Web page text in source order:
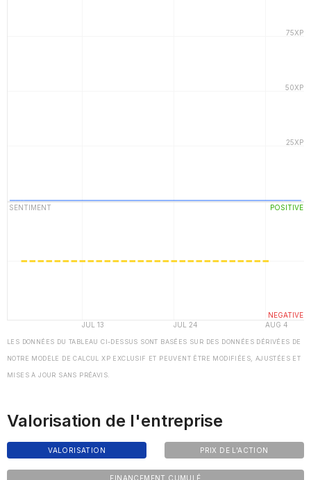
LES DONNÉES DU TABLEAU CI-DESSUS SONT BASÉES SUR DES DONNÉES DÉRIVÉES DE
NOTRE MODÈLE DE CALCUL XP EXCLUSIF ET PEUVENT ÊTRE MODIFIÉES, AJUSTÉES ET
MISES À JOUR SANS PRÉAVIS.
Valorisation de l'entreprise
VALORISATION PRIX DE L'ACTION
FINANCEMENT CUMULÉ